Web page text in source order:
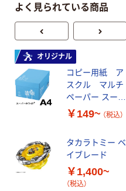
よく見られている商品
オリジナル
コピー用紙 ア
スクル マルチ
ペーパー スーパ
ーホワイト+
￥149~ （税込）
タカラトミー ベ
イブレード
￥1,400~
（税込）